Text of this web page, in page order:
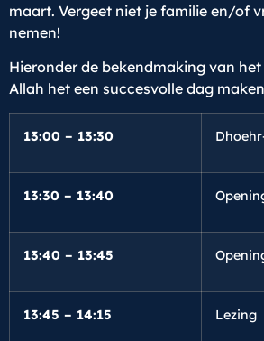
maart. Vergeet niet je familie en/of
nemen!
Hieronder de bekendmaking van
Allah het een succesvolle dag
13:00 – 13:30
13:30 – 13:40
13:40 – 13:45
13:45 – 14:15 Lezing